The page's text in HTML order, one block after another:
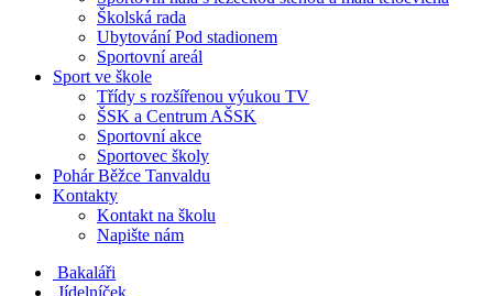
Školská rada
Ubytování Pod stadionem
Sportovní areál
Sport ve škole
Třídy s rozšířenou výukou TV
ŠSK a Centrum AŠSK
Sportovní akce
Sportovec školy
Pohár Běžce Tanvaldu
Kontakty
Kontakt na školu
Napište nám
Bakaláři
Jídelníček